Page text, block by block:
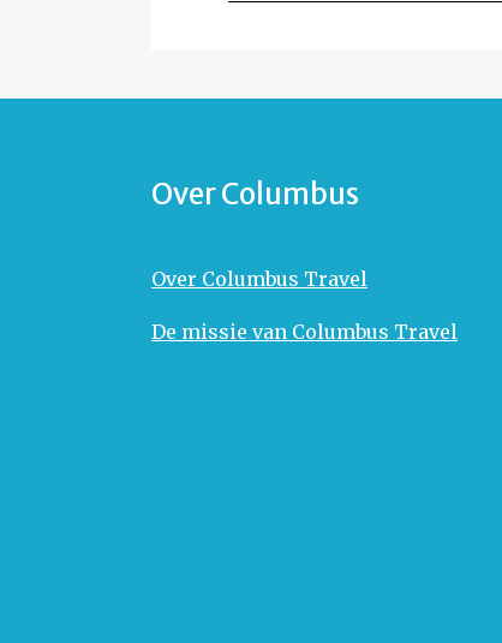
Over Columbus
Over Columbus Travel
De missie van Columbus Travel